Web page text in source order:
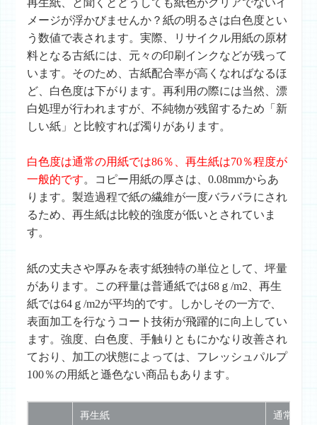
メージが浮かびませんか？紙の明るさは白色度とい
う数値で表されます。実際、リサイクル用紙の原材
料となる古紙には、元々の印刷インクなどが残って
います。そのため、古紙配合率が高くなればなるほ
ど、白色度は下がります。再利用の際には当然、漂
白処理が行われますが、不純物が残留するため「新
しい紙」と比較すれば濁りがあります。
白色度は通常の用紙では86％、再生紙は70％程度が
一般的です。コピー用紙の厚さは、0.08mmからあ
ります。製造過程で紙の繊維が一度バラバラにされ
るため、再生紙は比較的強度が低いとされていま
す。
紙の丈夫さや厚みを表す紙独特の単位として、坪量
があります。この秤量は普通紙では68ｇ/m2、再生
紙では64ｇ/m2が平均的です。しかしその一方で、
表面加工を行なうコート技術が飛躍的に向上してい
ます。強度、白色度、手触りともにかなり改善され
ており、加工の状態によっては、フレッシュパルプ
100％の用紙と遜色ない商品もあります。
再生紙 通常紙（